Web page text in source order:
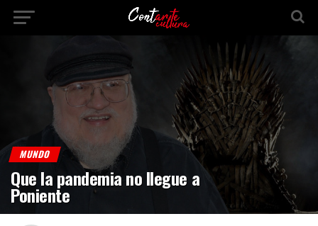
MUNDO
Que la pandemia no llegue a
Poniente